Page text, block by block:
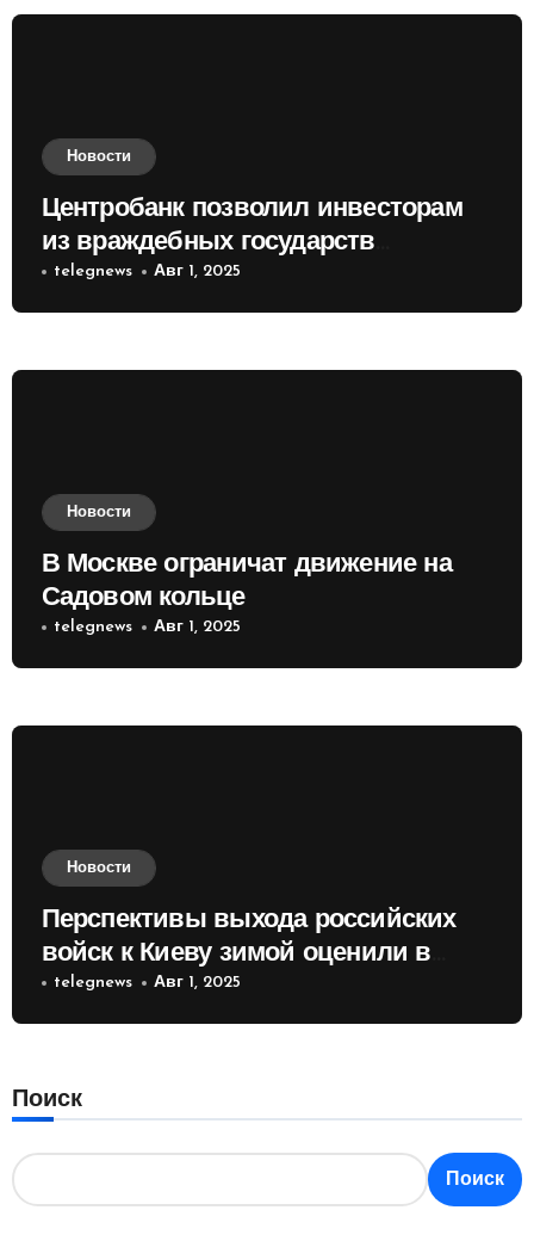
Новости
Центробанк позволил инвесторам
из враждебных государств
приобретать валюту
telegnews Авг 1, 2025
Новости
В Москве ограничат движение на
Садовом кольце
telegnews Авг 1, 2025
Новости
Перспективы выхода российских
войск к Киеву зимой оценили в
России
telegnews Авг 1, 2025
Поиск
Поиск